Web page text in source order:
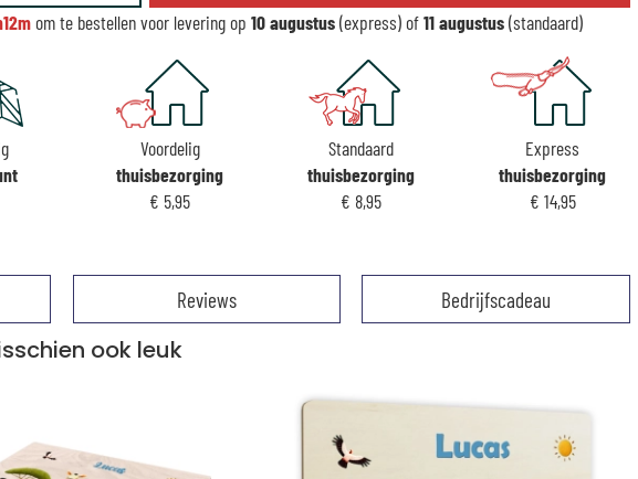
om te bestellen voor levering op10 augustus(express) of11 augustus(standaard)
Voordelig
thuisbezorging
€ 5,95
Standaard
thuisbezorging
€ 8,95
Express
thuisbezorging
€ 14,95
Reviews Bedrijfscadeau
ook leuk